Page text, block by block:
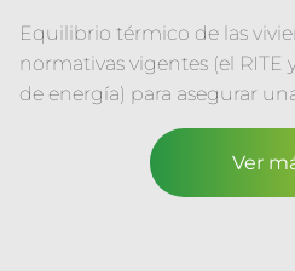
Equilibrio térmico de las
normativas vigentes (el RITE
de energía) para asegurar
Ver